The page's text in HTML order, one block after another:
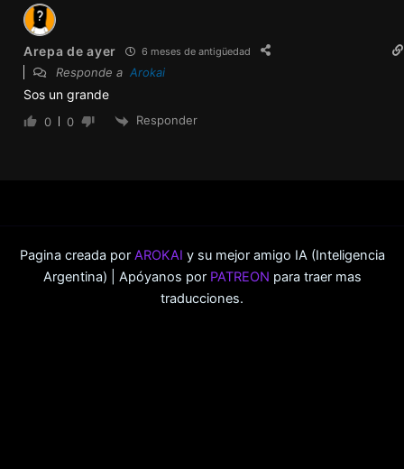
Pagina creada por AROKAI y su mejor amigo IA (Inteligencia
Argentina) | Apóyanos por PATREON para traer mas
traducciones.